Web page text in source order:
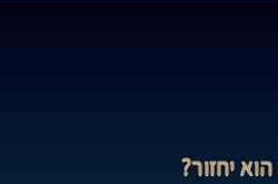
יחזור?